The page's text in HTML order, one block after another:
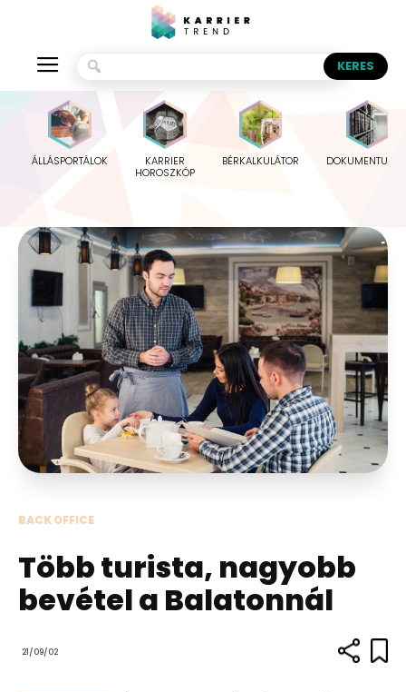
ÁLLÁSPORTÁLOK
KARRIER
HOROSZKÓP
BÉRKALKULÁTOR
BACK OFFICE
Több turista, nagyobb
bevétel a Balatonnál
21/09/02